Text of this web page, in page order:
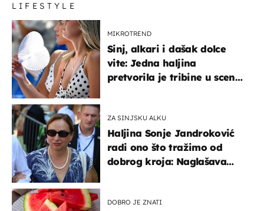
LIFESTYLE
MIKROTREND
Sinj, alkari i dašak dolce
vite: Jedna haljina
pretvorila je tribine u scenu
ZA SINJSKU ALKU
Haljina Sonje Jandroković
radi ono što tražimo od
dobrog kroja: Naglašava
DOBRO JE ZNATI